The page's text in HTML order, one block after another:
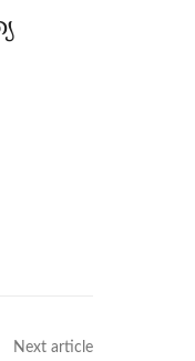
Next article